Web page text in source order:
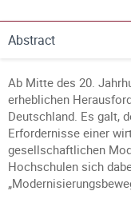
Abstract
Ab Mitte des 20.
erheblichen
Deutschland. Es galt,
Erfordernisse einer
gesellschaftlichen
Hochschulen sich